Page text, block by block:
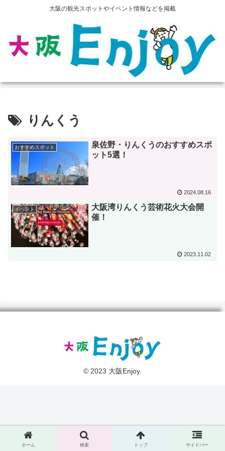
大阪の観光スポットやイベント情報などを掲載
りんくう
おすすめスポット
泉佐野・りんくうのおすすめスポ
ット5選！
2024.08.16
イベント
大阪湾りんくう芸術花火大会開
催！
2023.11.02
© 2023 大阪Enjoy.
ホーム 検索 トップ サイドバー